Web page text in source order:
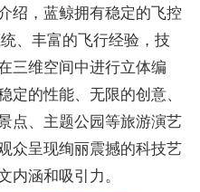
绍，蓝鲸拥有稳定的飞控
、丰富的飞行经验，技
三维空间中进行立体编
定的性能、无限的创意、
点、主题公园等旅游演艺
众呈现绚丽震撼的科技艺
内涵和吸引力。